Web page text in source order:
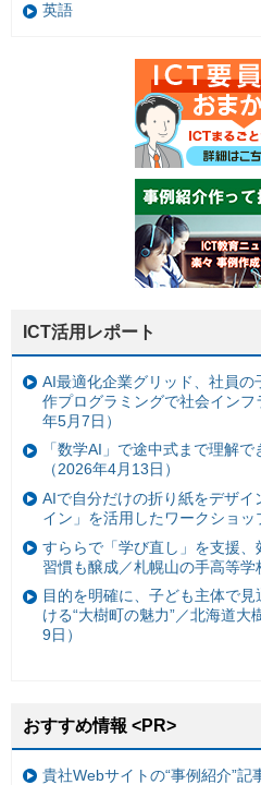
英語
ICT活用レポート
AI最適化企業グリッド、社員
作プログラミングで社会イン
年5月7日）
「数学AI」で途中式まで理解
（2026年4月13日）
AIで自分だけの折り紙をデザイ
イン」を活用したワークショッ
すららで「学び直し」を支援
習慣も醸成／札幌山の手高等学
目的を明確に、子ども主体で
ける“大樹町の魅力”／北海道
9日）
おすすめ情報 <PR>
貴社Webサイトの“事例紹介”記